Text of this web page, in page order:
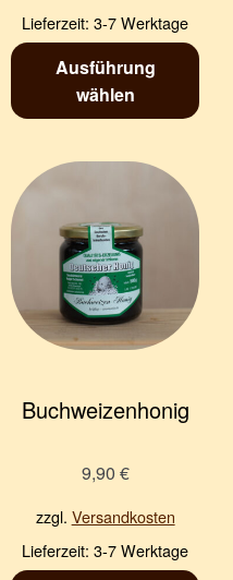
Lieferzeit:3-7 Werktage
Ausführung
wählen
Buchweizenhonig
9,90 €
zzgl. Versandkosten
Lieferzeit:3-7 Werktage